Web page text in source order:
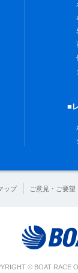
■
ップ ご意見・ご要望
© BOAT RACE